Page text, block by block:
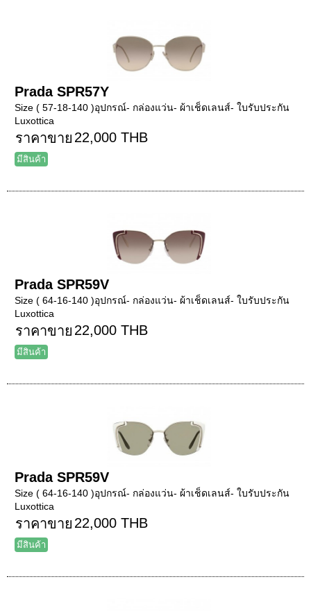
Prada SPR57Y
Size ( 57-18-140 )อุปกรณ์- กล่องแว่น- ผ้าเช็ดเลนส์- ใบรับประกัน
Luxottica
ราคาขาย 22,000 THB
มีสินค้า
Prada SPR59V
Size ( 64-16-140 )อุปกรณ์- กล่องแว่น- ผ้าเช็ดเลนส์- ใบรับประกัน
Luxottica
ราคาขาย 22,000 THB
มีสินค้า
Prada SPR59V
Size ( 64-16-140 )อุปกรณ์- กล่องแว่น- ผ้าเช็ดเลนส์- ใบรับประกัน
Luxottica
ราคาขาย 22,000 THB
มีสินค้า